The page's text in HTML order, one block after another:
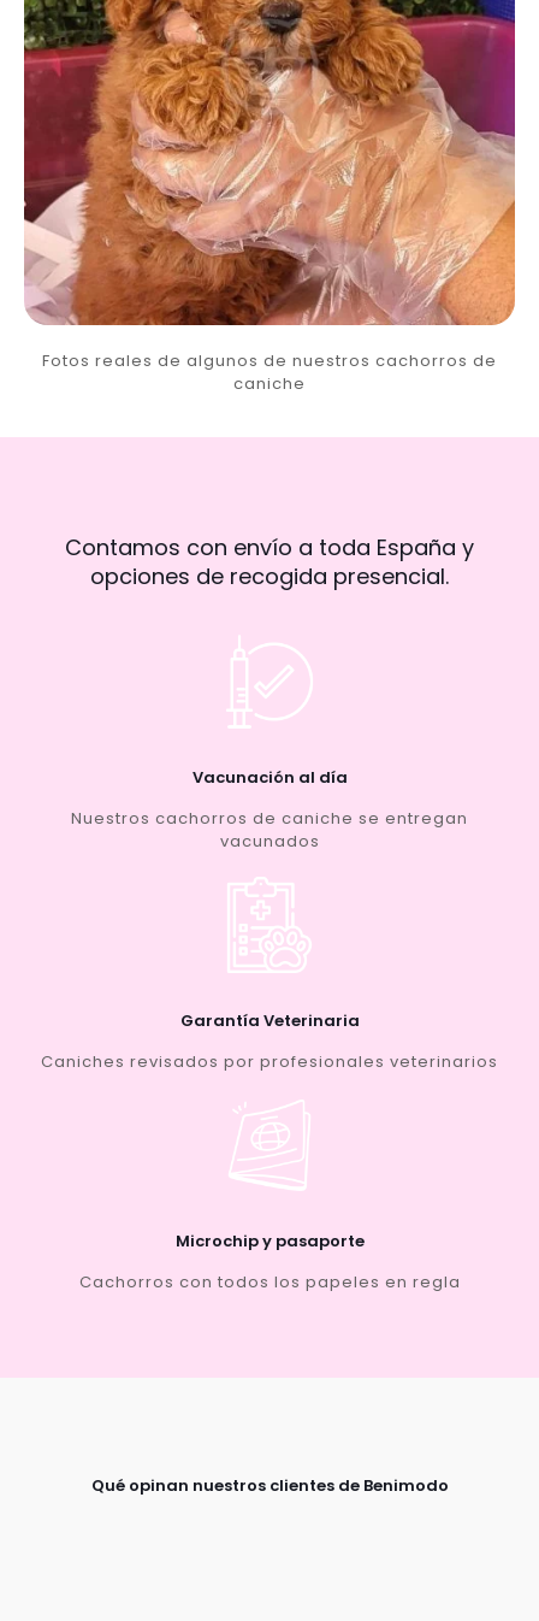
Fotos reales de algunos de nuestros cachorros de
caniche
Contamos con envío a toda España y
opciones de recogida presencial.
Vacunación al día
Nuestros cachorros de caniche se entregan
vacunados
Garantía Veterinaria
Caniches revisados por profesionales veterinarios
Microchip y pasaporte
Cachorros con todos los papeles en regla
Qué opinan nuestros clientes de Benimodo